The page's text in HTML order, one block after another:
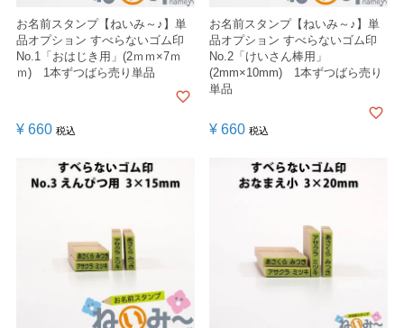
お名前スタンプ【ねいみ～♪】単
品オプション すべらないゴム印
No.1「おはじき用」(2ｍｍ×7ｍ
ｍ) 1本ずつばら売り単品
¥ 660 税込
お名前スタンプ【ねいみ～♪】単
品オプション すべらないゴム印
No.2「けいさん棒用」
(2mm×10mm) 1本ずつばら売り
単品
¥ 660 税込